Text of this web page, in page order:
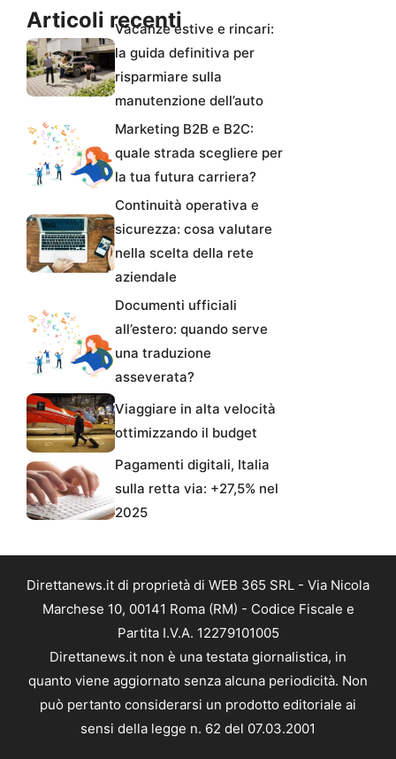
Articoli recentiVacanze estive e rincari:
la guida definitiva per
risparmiare sulla
manutenzione dell’auto
Marketing B2B e B2C:
quale strada scegliere per
la tua futura carriera?
Continuità operativa e
sicurezza: cosa valutare
nella scelta della rete
aziendale
Documenti ufficiali
all’estero: quando serve
una traduzione
asseverata?
Viaggiare in alta velocità
ottimizzando il budget
Pagamenti digitali, Italia
sulla retta via: +27,5% nel
2025
Direttanews.it di proprietà di WEB 365 SRL - Via Nicola
Marchese 10, 00141 Roma (RM) - Codice Fiscale e
Partita I.V.A. 12279101005
Direttanews.it non è una testata giornalistica, in
quanto viene aggiornato senza alcuna periodicità. Non
può pertanto considerarsi un prodotto editoriale ai
sensi della legge n. 62 del 07.03.2001